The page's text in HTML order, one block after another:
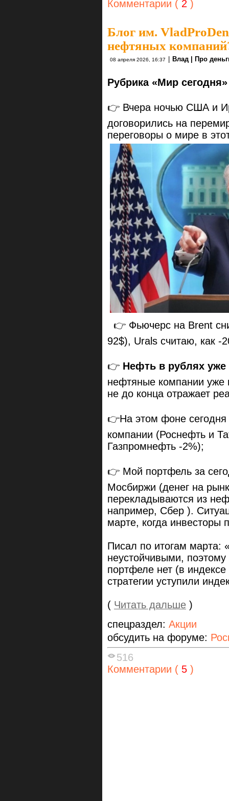
Комментарии ( 2 )
Блог им.
нефтяных
08 апреля 2026, 16:37 | Влад | Про
Рубрика «Мир
👉 Вчера ночью США и
договорились на
переговоры о мире в
👉 Фьючерс на Brent
92$), Urals считаю, как -
👉 Нефть в рублях уже
нефтяные компании
не до конца отражает
👉На этом фоне
компании (Роснефть и
Газпромнефть -2%);
👉 Мой портфель за
Мосбиржи (денег на
перекладываются из
например, Сбер ).
марте, когда инвесторы
Писал по итогам марта:
неустойчивыми,
портфеле нет (в
стратегии уступили
( Читать дальше )
спецраздел: Акции
обсудить на форуме:
516
Комментарии ( 5 )